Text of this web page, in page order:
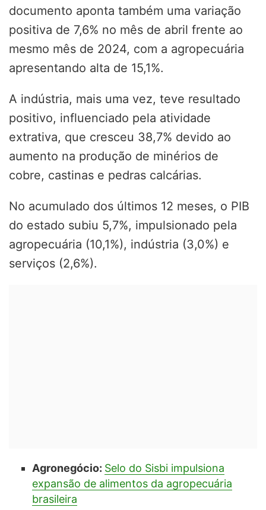
documento aponta também uma variação
positiva de 7,6% no mês de abril frente ao
mesmo mês de 2024, com a agropecuária
apresentando alta de 15,1%.
A indústria, mais uma vez, teve resultado
positivo, influenciado pela atividade
extrativa, que cresceu 38,7% devido ao
aumento na produção de minérios de
cobre, castinas e pedras calcárias.
No acumulado dos últimos 12 meses, o PIB
do estado subiu 5,7%, impulsionado pela
agropecuária (10,1%), indústria (3,0%) e
serviços (2,6%).
Agronegócio: Selo do Sisbi impulsiona
expansão de alimentos da agropecuária
brasileira